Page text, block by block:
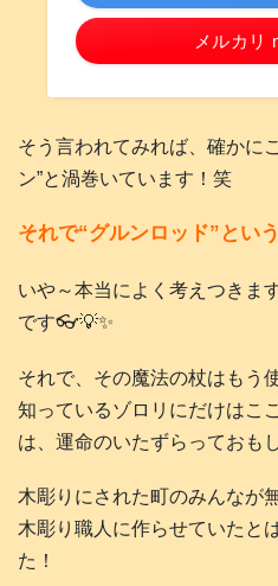
メルカリ
そう言われてみれば、確かに
ン”と渦巻いています！笑
それで“グルンロッド”とい
いや～本当によく考えつきま
です👓️💡✨
それで、その魔法の杖はもう
知っているゾロリにだけはこ
は、運命のいたずらっておも
木彫りにされた町のみんなが
木彫り職人に作らせていたと
た！